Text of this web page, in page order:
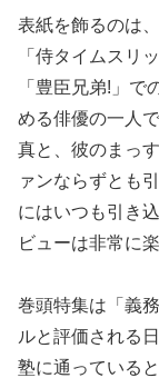
表紙を飾るのは
「侍タイムスリ
「豊臣兄弟!」
める俳優の一人
真と、彼のまっ
ァンならずとも
にはいつも引き
ビューは非常に
巻頭特集は「義
ルと評価される
塾に通っている